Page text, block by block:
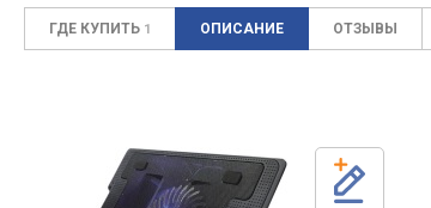
ГДЕ КУПИТЬ 1 ОПИСАНИЕ ОТЗЫВЫ